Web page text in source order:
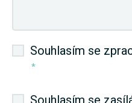
Souhlasím se
*
Souhlasím se